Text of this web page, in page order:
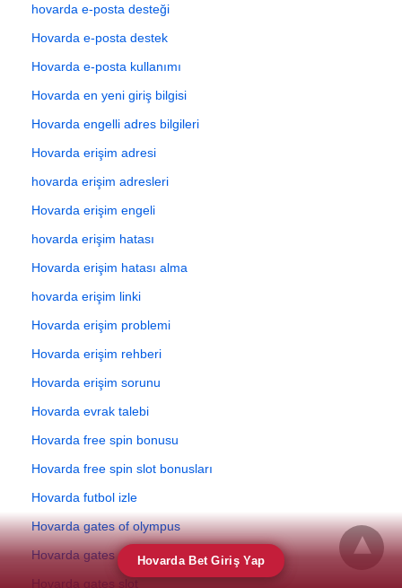
Hovarda Bet Giriş Yap
hovarda e-posta desteği
Hovarda e-posta destek
Hovarda e-posta kullanımı
Hovarda en yeni giriş bilgisi
Hovarda engelli adres bilgileri
Hovarda erişim adresi
hovarda erişim adresleri
Hovarda erişim engeli
hovarda erişim hatası
Hovarda erişim hatası alma
hovarda erişim linki
Hovarda erişim problemi
Hovarda erişim rehberi
Hovarda erişim sorunu
Hovarda evrak talebi
Hovarda free spin bonusu
Hovarda free spin slot bonusları
Hovarda futbol izle
Hovarda gates of olympus
Hovarda gates of olympus slot
Hovarda gates slot